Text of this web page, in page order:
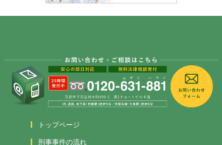
トップページ
刑事事件の流れ